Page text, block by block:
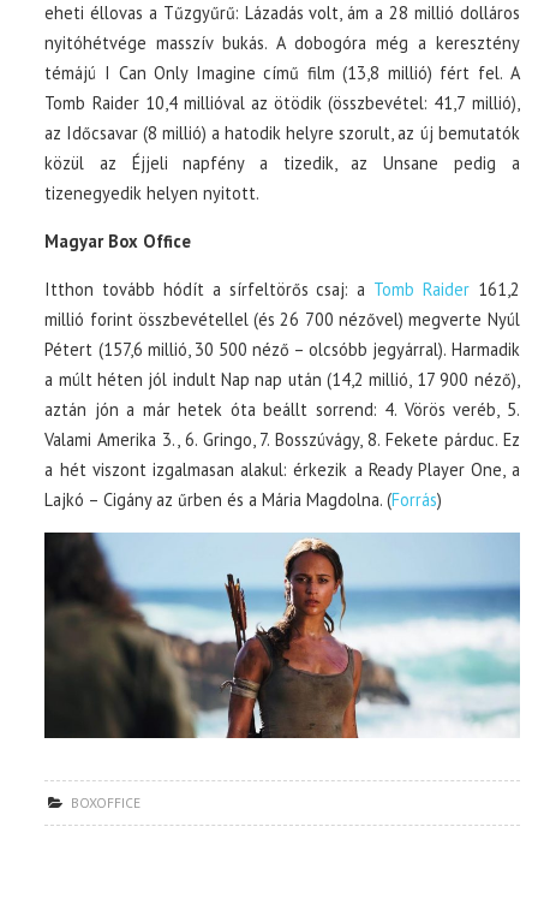
eheti éllovas a Tűzgyűrű: Lázadás volt, ám a 28 millió dolláros
nyitóhétvége masszív bukás. A dobogóra még a keresztény
témájú I Can Only Imagine című film (13,8 millió) fért fel. A
Tomb Raider 10,4 millióval az ötödik (összbevétel: 41,7 millió),
az Időcsavar (8 millió) a hatodik helyre szorult, az új bemutatók
közül az Éjjeli napfény a tizedik, az Unsane pedig a
tizenegyedik helyen nyitott.
Magyar Box Office
Itthon tovább hódít a sírfeltörős csaj: a Tomb Raider161,2
millió forint összbevétellel (és 26 700 nézővel) megverte Nyúl
Pétert (157,6 millió, 30 500 néző – olcsóbb jegyárral). Harmadik
a múlt héten jól indult Nap nap után (14,2 millió, 17 900 néző),
aztán jón a már hetek óta beállt sorrend: 4. Vörös veréb, 5.
Valami Amerika 3., 6. Gringo, 7. Bosszúvágy, 8. Fekete párduc. Ez
a hét viszont izgalmasan alakul: érkezik a Ready Player One, a
Lajkó – Cigány az űrben és a Mária Magdolna. (Forrás)
BOXOFFICE